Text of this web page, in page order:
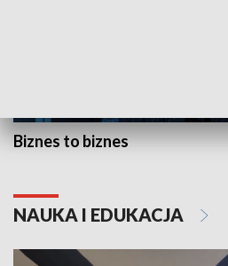
Biznes to biznes
NAUKA I EDUKACJA